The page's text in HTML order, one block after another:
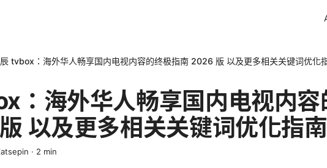
tvbox：海外华人畅享国内电视内容的终极指南 2026 版 以及更多相关关键词优化
：海外华人畅享国内电视内容
以及更多相关关键词优化指南
· 2 min